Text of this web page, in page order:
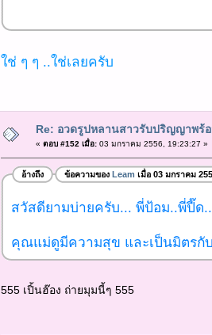
ใช่ ๆ ๆ ..ใช่เลยครับ
Re: อวดรูปหลานสาวรับปริญญาพร้
« ตอบ #152 เมื่อ:03 มกราคม 2556, 19:23:27 »
อ้างถึง ข้อความของ Leam เมื่อ 03 มกราคม
สวัสดียามบ่ายครับ... พี่ป้อม..พี่ปี๊ด
คุณแม่ดูมีความสุข และเป็นมิตรกั
555 เปิ้นฮ๊อง ถ่ายมุมนี้ๆ 555